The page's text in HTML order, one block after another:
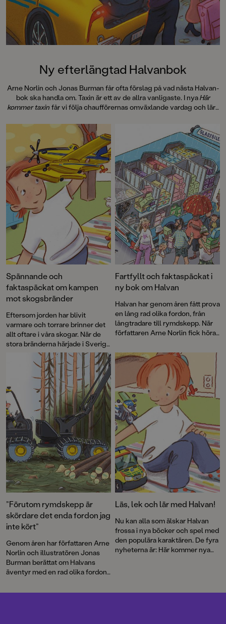
SvD"Mycket underhållande,
särskilt att rutscha med i Jenny
Dahlbergs bilder som inte sitter still
en enda sekund. På vartenda
uppslag finns tusen detaljer att
följa familjens hund på dess
sniffande äventyr." - Pia Huss,
DN"En bok som kommer att locka
till skratt hos såväl små som stora." -
BTJ.
Ny efterlängtad Halvanbok
Arne Norlin och Jonas Burman får ofta förslag på vad nästa Halvan-
bok ska handla om. Taxin är ett av de allra vanligaste. I nyaHär
kommer taxin får vi följa chaufförernas omväxlande vardag och lära
första svenska taxin såg ut.
Spännande och
faktaspäckat om kampen
mot skogsbränder
Eftersom jorden har blivit
varmare och torrare brinner det
allt oftare i våra skogar. När de
stora bränderna härjade i Sverige
2018 uppstod idén att skapa en
faktabok för barn och låta Arne
Norlins och Jonas Burmans
populära barnbokskaraktär
Halvan prova på
brandflygaryrket.
Fartfyllt och faktaspäckat i
ny bok om Halvan
Halvan har genom åren fått prova
en lång rad olika fordon, från
långtradare till rymdskepp. När
författaren Arne Norlin fick höra
används i sökandet efter barn
som gått vilse fick Halvan ett
nytt spännande uppdrag.
”Förutom rymdskepp är
skördare det enda fordon jag
inte kört”
Genom åren har författaren Arne
Norlin och illustratören Jonas
Burman berättat om Halvans
äventyr med en rad olika fordon.
skogsmaskinist får Halvan köra
Läs, lek och lär med Halvan!
Nu kan alla som älskar Halvan
frossa i nya böcker och spel med
den populära karaktären. De fyra
nyheterna är: Här kommer nya